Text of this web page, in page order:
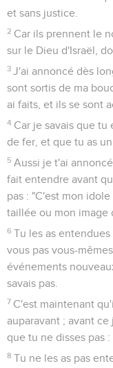
et sans justice.
2 Car ils prennent le
sur le Dieu d'Israël,
3 J'ai annoncé dès
sont sortis de ma
ai faits, et ils se sont
4 Car je savais que
de fer, et que tu as
5 Aussi je t'ai
fait entendre avant
pas : "C'est mon
taillée ou mon image
6 Tu les as
vous pas vous-
événements
savais pas.
7 C'est maintenant
auparavant ; avant
que tu ne disses pas
8 Tu ne les as pas